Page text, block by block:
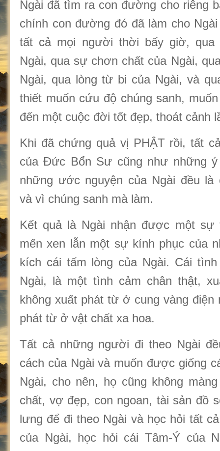
Ngài đã tìm ra con đường cho riêng
chính con đường đó đã làm cho
tất cả mọi người thời bấy giờ, qua
Ngài, qua sự chơn chất của Ngài,
Ngài, qua lòng từ bi của Ngài, và
thiết muốn cứu độ chúng sanh,
đến một cuộc đời tốt đẹp, thoát cảnh
Khi đã chứng quả vị PHẬT rồi, tất
của Đức Bổn Sư cũng như những ý
những ước nguyện của Ngài đều là
và vì chúng sanh mà làm.
Kết quả là Ngài nhận được một sự
mến xen lẫn một sự kính phục của
kích cái tấm lòng của Ngài. Cái
Ngài, là một tình cảm chân thật,
không xuất phát từ ở cung vàng điện
phát từ ở vật chất xa hoa.
Tất cả những người đi theo Ngài
cách của Ngài và muốn được giống
Ngài, cho nên, họ cũng không
chất, vợ đẹp, con ngoan, tài sản đồ
lưng để đi theo Ngài và học hỏi tất
của Ngài, học hỏi cái Tâm-Ý của